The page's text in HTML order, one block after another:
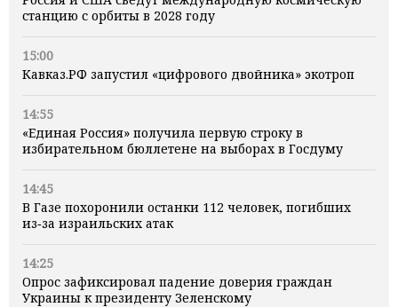
станцию с орбиты в 2028 году
15:00
Кавказ.РФ запустил «цифрового двойника» экотроп
14:55
«Единая Россия» получила первую строку в
избирательном бюллетене на выборах в Госдуму
14:45
В Газе похоронили останки 112 человек, погибших
из‑за израильских атак
14:25
Опрос зафиксировал падение доверия граждан
Украины к президенту Зеленскому